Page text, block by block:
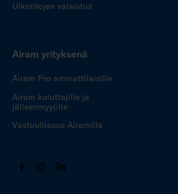
Ulkotilojen valaistus
Airam yrityksenä
Airam Pro ammattilaisille
Airam kuluttajille ja
jälleenmyyjille
Vastuullisuus Airamilla